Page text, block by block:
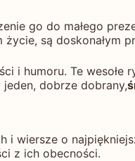
go do małego
są doskonałym
i humoru. Te
dobrze dobrany,
wiersze o
z ich obecności.